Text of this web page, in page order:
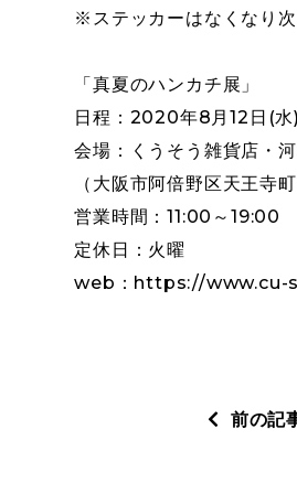
※ステッカーはなくなり次
「真夏のハンカチ展」
日程：2020年8月12日(
会場：くうそう雑貨店・
（大阪市阿倍野区天王寺
営業時間：11:00～19:00
定休日：火曜
web： https://www.cu-
前の記